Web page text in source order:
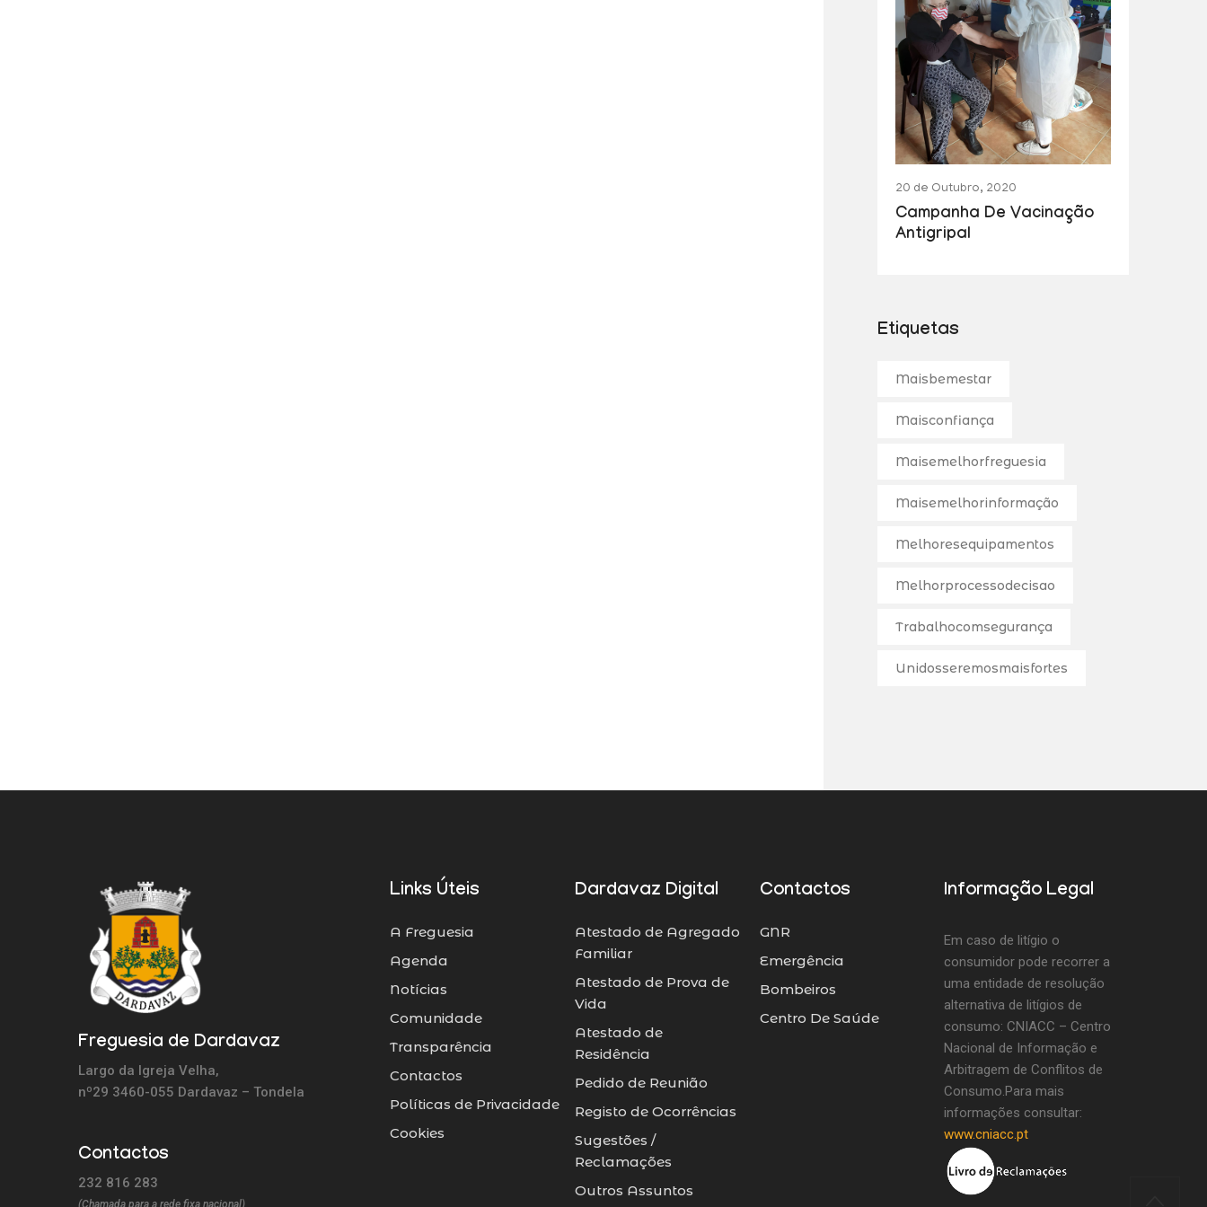
20 de Outubro, 2020
Campanha De Vacinação
Antigripal
Etiquetas
Maisbemestar
Maisconfiança
Maisemelhorfreguesia
Maisemelhorinformação
Melhoresequipamentos
Melhorprocessodecisao
Trabalhocomsegurança
Unidosseremosmaisfortes
Freguesia de Dardavaz
Largo da Igreja Velha,
nº29 3460-055 Dardavaz – Tondela
Contactos
232 816 283
(Chamada para a rede fixa nacional)
Links Úteis
A Freguesia
Agenda
Notícias
Comunidade
Transparência
Contactos
Políticas de Privacidade
Cookies
Dardavaz Digital
Atestado de Agregado
Familiar
Atestado de Prova de
Vida
Atestado de
Residência
Pedido de Reunião
Registo de Ocorrências
Sugestões /
Reclamações
Outros Assuntos
Contactos
GNR
Emergência
Bombeiros
Centro De Saúde
Informação Legal
Em caso de litígio o
consumidor pode recorrer a
uma entidade de resolução
alternativa de litígios de
consumo: CNIACC – Centro
Nacional de Informação e
Arbitragem de Conflitos de
Consumo.Para mais
informações consultar:
www.cniacc.pt